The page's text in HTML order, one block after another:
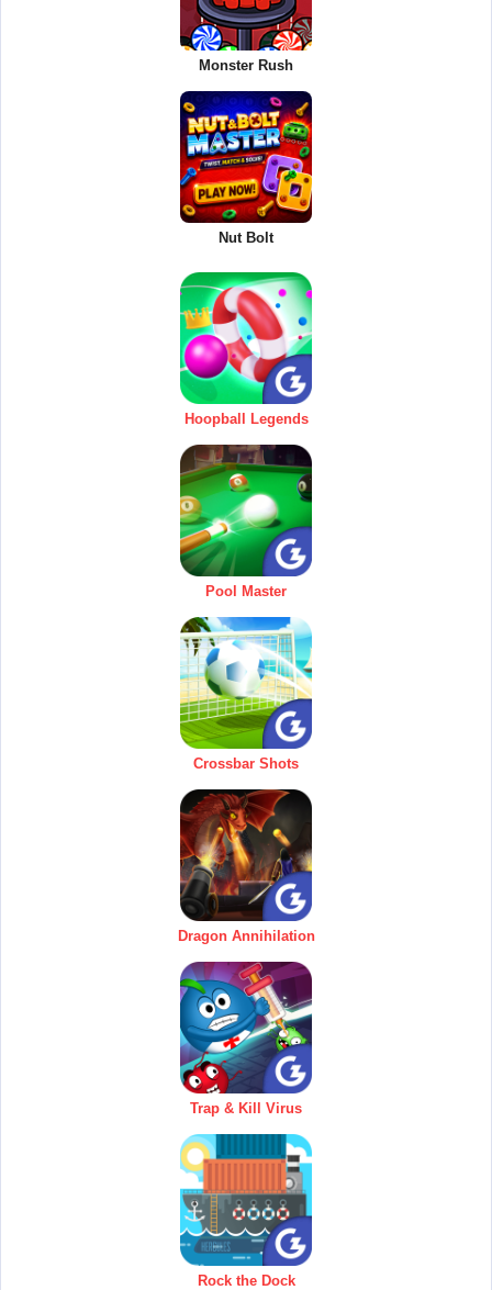
Monster Rush
Nut Bolt
Hoopball Legends
Pool Master
Crossbar Shots
Dragon Annihilation
Trap & Kill Virus
Rock the Dock